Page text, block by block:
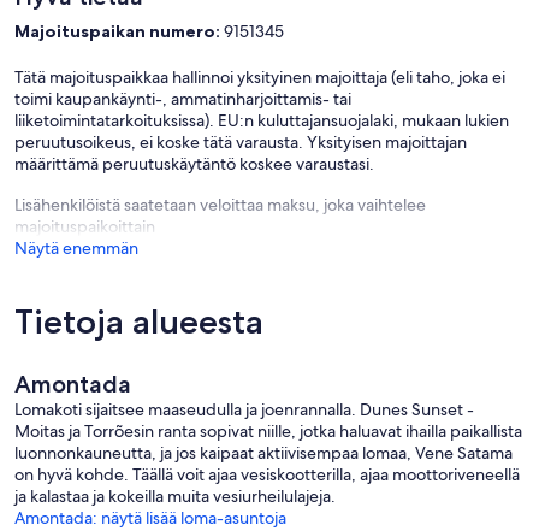
Majoituspaikan numero: 9151345
Tätä majoituspaikkaa hallinnoi yksityinen majoittaja (eli taho, joka ei
toimi kaupankäynti-, ammatinharjoittamis- tai
liiketoimintatarkoituksissa). EU:n kuluttajansuojalaki, mukaan lukien
peruutusoikeus, ei koske tätä varausta. Yksityisen majoittajan
määrittämä peruutuskäytäntö koskee varaustasi.
Lisähenkilöistä saatetaan veloittaa maksu, joka vaihtelee
majoituspaikoittain
Näytä enemmän
Tietoja alueesta
Amontada
Lomakoti sijaitsee maaseudulla ja joenrannalla. Dunes Sunset -
Moitas ja Torrõesin ranta sopivat niille, jotka haluavat ihailla paikallista
luonnonkauneutta, ja jos kaipaat aktiivisempaa lomaa, Vene Satama
on hyvä kohde. Täällä voit ajaa vesiskootterilla, ajaa moottoriveneellä
ja kalastaa ja kokeilla muita vesiurheilulajeja.
Amontada: näytä lisää loma-asuntoja